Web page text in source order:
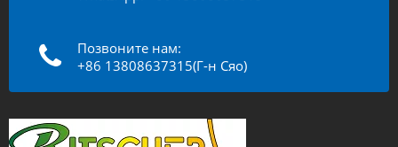
Позвоните нам:
+86 13808637315(Г-н Сяо)